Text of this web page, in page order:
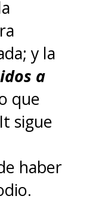
se
la
dos
y la
a
que
sigue
haber